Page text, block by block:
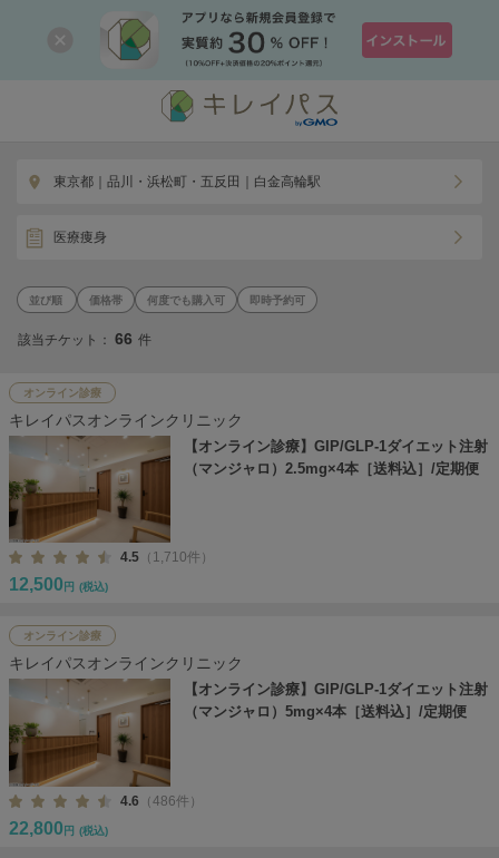
東京都｜品川・浜松町・五反田｜白金高輪駅
医療痩身
価格帯 何度でも購入可 即時予約可
該当チケット： 66 件
オンライン診療
キレイパスオンラインクリニック
【オンライン診療】GIP/GLP-1ダイエット注射
（マンジャロ）2.5mg×4本［送料込］/定期便
4.5 （1,710件）
12,500 円 (税込)
オンライン診療
キレイパスオンラインクリニック
【オンライン診療】GIP/GLP-1ダイエット注射
（マンジャロ）5mg×4本［送料込］/定期便
4.6 （486件）
22,800 円 (税込)